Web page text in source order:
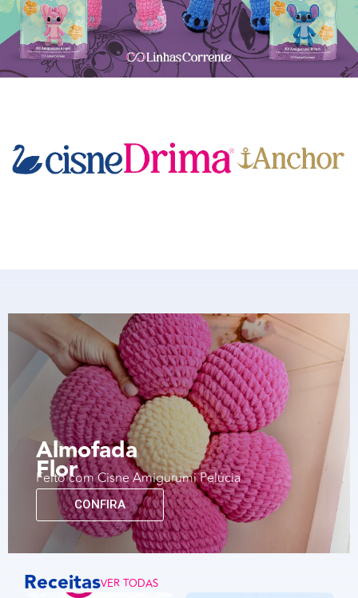
Almofada
Flor
Feito com Cisne Amigurumi Pelúcia
CONFIRA
ReceitasVER TODAS